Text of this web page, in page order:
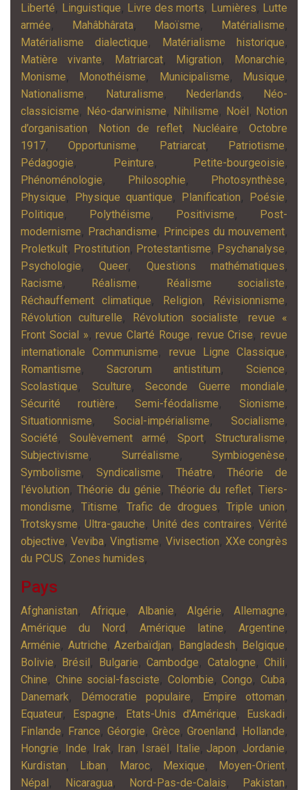
Liberté, Linguistique, Livre des morts, Lumières, Lutte
armée, Mahâbhârata, Maoïsme, Matérialisme,
Matérialisme dialectique, Matérialisme historique,
Matière vivante, Matriarcat, Migration, Monarchie,
Monisme, Monothéisme, Municipalisme, Musique,
Nationalisme, Naturalisme, Nederlands,
Néo-
classicisme, Néo-darwinisme, Nihilisme, Noël , Notion
d’organisation, Notion de reflet, Nucléaire,Octobre
1917,Opportunisme, Patriarcat, Patriotisme,
Pédagogie, Peinture, Petite-bourgeoisie,
Phénoménologie, Philosophie, Photosynthèse,
Physique, Physique quantique, Planification, Poésie,
Politique, Polythéisme, Positivisme,
Post-
modernisme, Prachandisme, Principes du mouvement,
Proletkult, Prostitution, Protestantisme, Psychanalyse,
Psychologie,Queer, Questions mathématiques,
Racisme, Réalisme, Réalisme socialiste,
Réchauffement climatique, Religion, Révisionnisme,
Révolution culturelle, Révolution socialiste, revue «
Front Social »,revue Clarté Rouge, revue Crise, revue
internationale Communisme, revue Ligne Classique,
Romantisme, Sacrorum antistitum,Science,
Scolastique, Sculture, Seconde Guerre mondiale,
Sécurité routière,Semi-féodalisme,Sionisme,
Situationnisme, Social-impérialisme, Socialisme,
Société,Soulèvement armé, Sport, Structuralisme,
Subjectivisme, Surréalisme, Symbiogenèse,
Symbolisme, Syndicalisme, Théatre,Théorie de
l'évolution,Théorie du génie,Théorie du reflet,Tiers-
mondisme, Titisme,Trafic de drogues,Triple union,
Trotskysme,Ultra-gauche, Unité des contraires,Vérité
objective,Veviba,Vingtisme, Vivisection, XXe congrès
du PCUS, Zones humides,
Pays
Afghanistan, Afrique, Albanie, Algérie, Allemagne,
Amérique du Nord ,Amérique latine,Argentine,
Arménie, Autriche, Azerbaïdjan, Bangladesh, Belgique,
Bolivie, Brésil , Bulgarie,Cambodge, Catalogne,Chili,
Chine, Chine social-fasciste, Colombie,Congo,Cuba,
Danemark, Démocratie populaire, Empire ottoman,
Equateur, Espagne, Etats-Unis d'Amérique, Euskadi,
Finlande, France, Géorgie, Grèce, Groenland , Hollande,
Hongrie, Inde, Irak, Iran, Israël , Italie, Japon, Jordanie,
Kurdistan, Liban, Maroc, Mexique, Moyen-Orient,
Népal , Nicaragua, Nord-Pas-de-Calais, Pakistan,